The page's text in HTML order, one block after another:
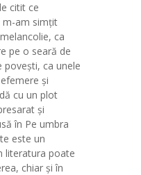
citit ce
m-am simțit
ca
pe o seară de
povești, ca unele
și
cu un plot
și
în Pe umbra
este un
literatura poate
chiar și în